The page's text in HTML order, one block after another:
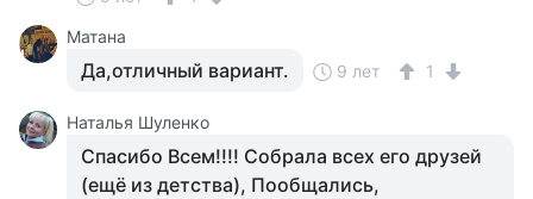
Матана
Да,отличный вариант. 9 лет 1
Наталья Шуленко
Спасибо Всем!!!! Собрала всех его друзей
(ещё из детства), Пообщались,